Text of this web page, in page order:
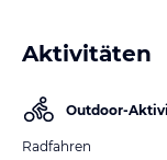
Aktivitäten
Outdoor-
Radfahren